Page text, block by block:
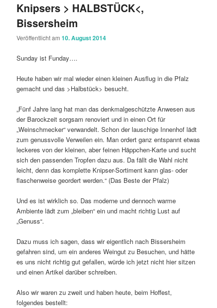
Knipsers > HALBSTÜCK<,
Bissersheim
Veröffentlicht am10. August 2014
Sunday ist Funday….
Heute haben wir mal wieder einen kleinen Ausflug in die Pfalz
gemacht und das >Halbstück> besucht.
„Fünf Jahre lang hat man das denkmalgeschützte Anwesen aus
der Barockzeit sorgsam renoviert und in einen Ort für
„Weinschmecker“ verwandelt. Schon der lauschige Innenhof lädt
zum genussvolle Verweilen ein. Man ordert ganz entspannt etwas
leckeres von der kleinen, aber feinen Häppchen-Karte und sucht
sich den passenden Tropfen dazu aus. Da fällt die Wahl nicht
leicht, denn das komplette Knipser-Sortiment kann glas- oder
flaschenweise geordert werden.“ (Das Beste der Pfalz)
Und es ist wirklich so. Das moderne und dennoch warme
Ambiente lädt zum „bleiben“ ein und macht richtig Lust auf
„Genuss“.
Dazu muss ich sagen, dass wir eigentlich nach Bissersheim
gefahren sind, um ein anderes Weingut zu Besuchen, und hätte
es uns nicht richtig gut gefallen, würde ich jetzt nicht hier sitzen
und einen Artikel darüber schreiben.
Also wir waren zu zweit und haben heute, beim Hoffest,
folgendes bestellt: